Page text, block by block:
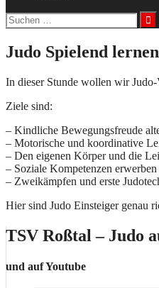
Judo Spielend lernen
In dieser Stunde wollen wir Judo-
Ziele sind:
– Kindliche Bewegungsfreude
– Motorische und koordinative
– Den eigenen Körper und die
– Soziale Kompetenzen
– Zweikämpfen und erste
Hier sind Judo Einsteiger genau
TSV Roßtal – Judo
und auf Youtube